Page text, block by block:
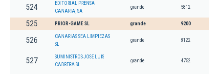
524
EDITORIAL PRENSA
CANARIA, SA
grande 5812
525 PRIOR-GAME SL grande 9200
526
CANARIAS SEA LIMPIEZAS
SL
grande 8122
527
SUMINISTROS JOSE LUIS
CABRERA SL
grande 4752